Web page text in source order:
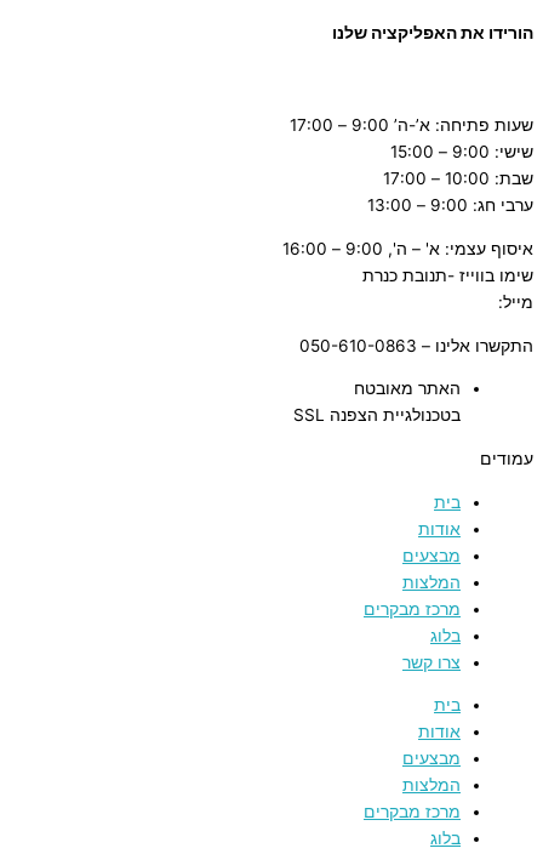
הורידו את האפליקציה שלנו
שעות פתיחה: א’-ה’ 9:00 – 17:00
שישי: 9:00 – 15:00
שבת: 10:00 – 17:00
ערבי חג: 9:00 – 13:00
איסוף עצמי: א' – ה', 9:00 – 16:00
שימו בווייז -תנובת כנרת
מייל:
התקשרו אלינו – 050-610-0863
האתר מאובטח
בטכנולגיית הצפנה SSL
עמודים
בית
אודות
מבצעים
המלצות
מרכז מבקרים
בלוג
צרו קשר
בית
אודות
מבצעים
המלצות
מרכז מבקרים
בלוג